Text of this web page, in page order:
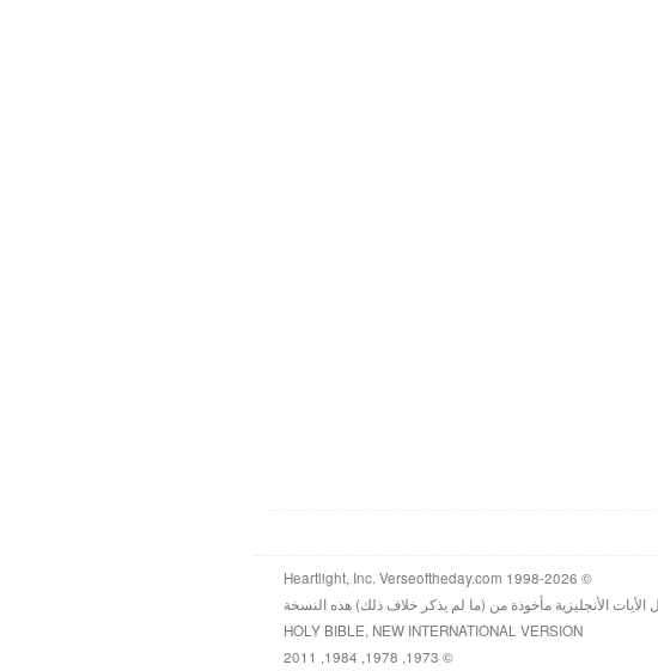
© 1998-2026 Heartlight, Inc. Verseoftheday.com
الأنجليزية مأخوذة من (ما لم يذكر خلاف ذلك) هذه النسخة
HOLY BIBLE, NEW INTERNATIONAL VERSION
© 1973, 1978, 1984, 2011